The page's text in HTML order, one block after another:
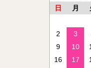
日
月
2
3
9
10
16
17